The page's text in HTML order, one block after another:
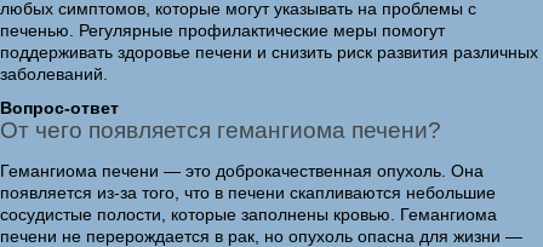
любых симптомов, которые могут указывать на проблемы с
печенью. Регулярные профилактические меры помогут
поддерживать здоровье печени и снизить риск развития различных
заболеваний.
Вопрос-ответ
От чего появляется гемангиома печени?
Гемангиома печени — это доброкачественная опухоль. Она
появляется из-за того, что в печени скапливаются небольшие
сосудистые полости, которые заполнены кровью. Гемангиома
печени не перерождается в рак, но опухоль опасна для жизни —